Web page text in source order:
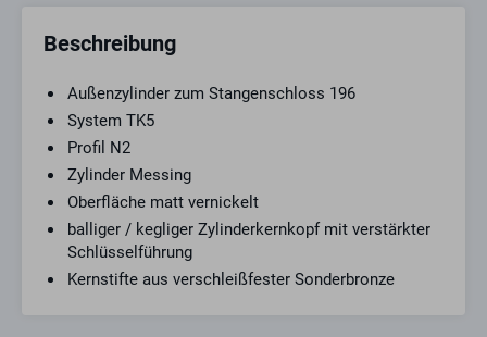
Beschreibung
Außenzylinder zum Stangenschloss 196
System TK5
Profil N2
Zylinder Messing
Oberfläche matt vernickelt
balliger / kegliger Zylinderkernkopf mit verstärkter
Schlüsselführung
Kernstifte aus verschleißfester Sonderbronze